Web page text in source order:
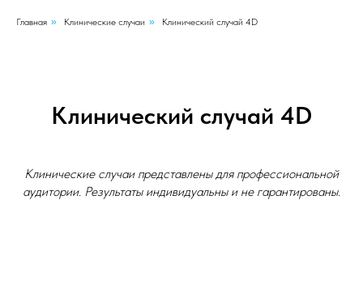
Главная » Клинические случаи » Клинический случай 4D
Клинический случай 4D
Клинические случаи представлены для профессиональной
аудитории. Результаты индивидуальны и не гарантированы.